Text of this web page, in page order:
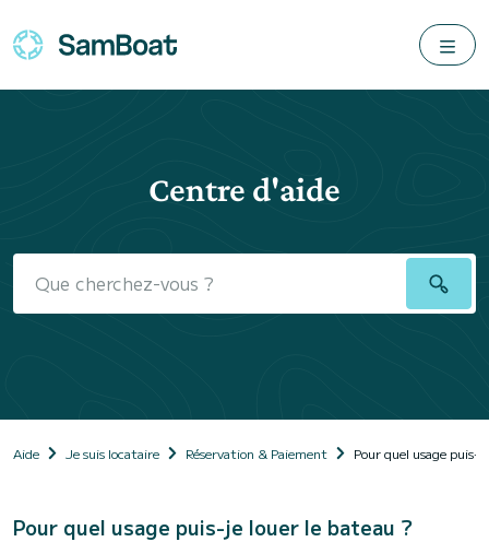
Centre d'aide
Aide Je suis locataire Réservation & Paiement Pour quel usage puis-
Pour quel usage puis-je louer le bateau ?